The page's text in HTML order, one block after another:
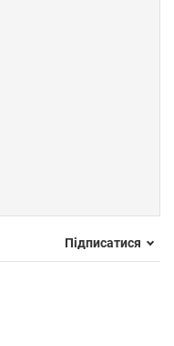
Підписатися